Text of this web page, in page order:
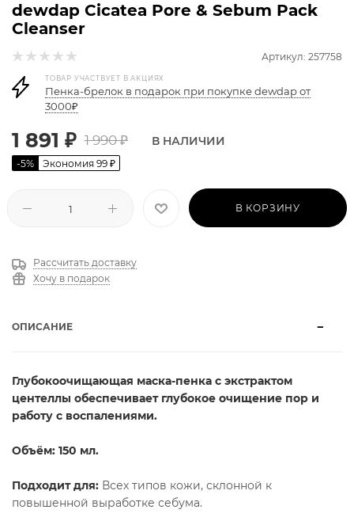
dewdap Cicatea Pore & Sebum Pack
Cleanser
Артикул: 257758
ТОВАР УЧАСТВУЕТ В АКЦИЯХ
Пенка-брелок в подарок при покупке dewdap от
3000₽
1 891 ₽ 1 990₽
-5% Экономия 99 ₽
В НАЛИЧИИ
В КОРЗИНУ
Рассчитать доставку
Хочу в подарок
ОПИСАНИЕ
Глубокоочищающая маска-пенка с экстрактом
центеллы обеспечивает глубокое очищение пор и
работу с воспалениями.
Объём: 150 мл.
Подходит для: Всех типов кожи, склонной к
повышенной выработке себума.